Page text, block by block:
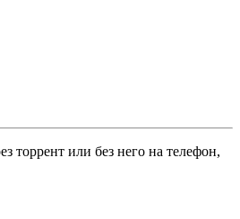
торрент или без него на телефон,